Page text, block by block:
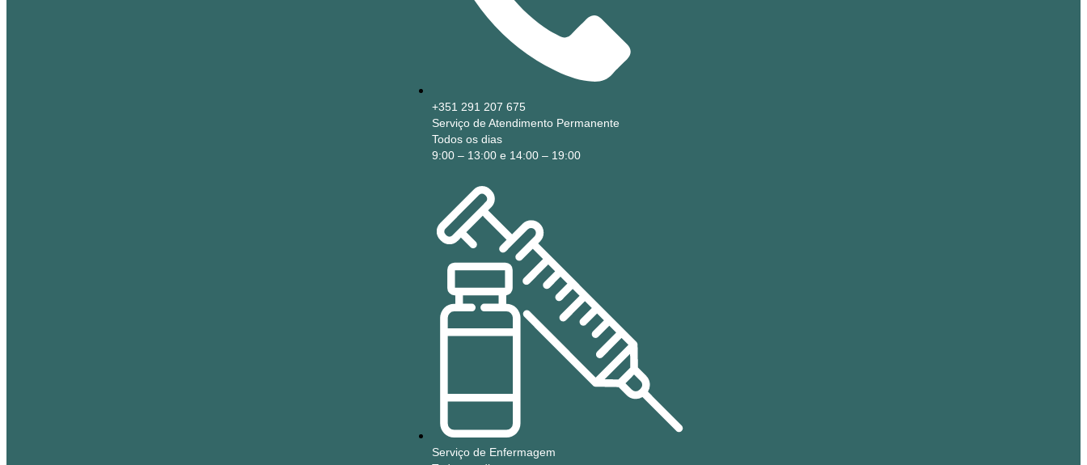
+351 291 207 675
Serviço de Atendimento Permanente
Todos os dias
9:00 – 13:00 e 14:00 – 19:00
Serviço de Enfermagem